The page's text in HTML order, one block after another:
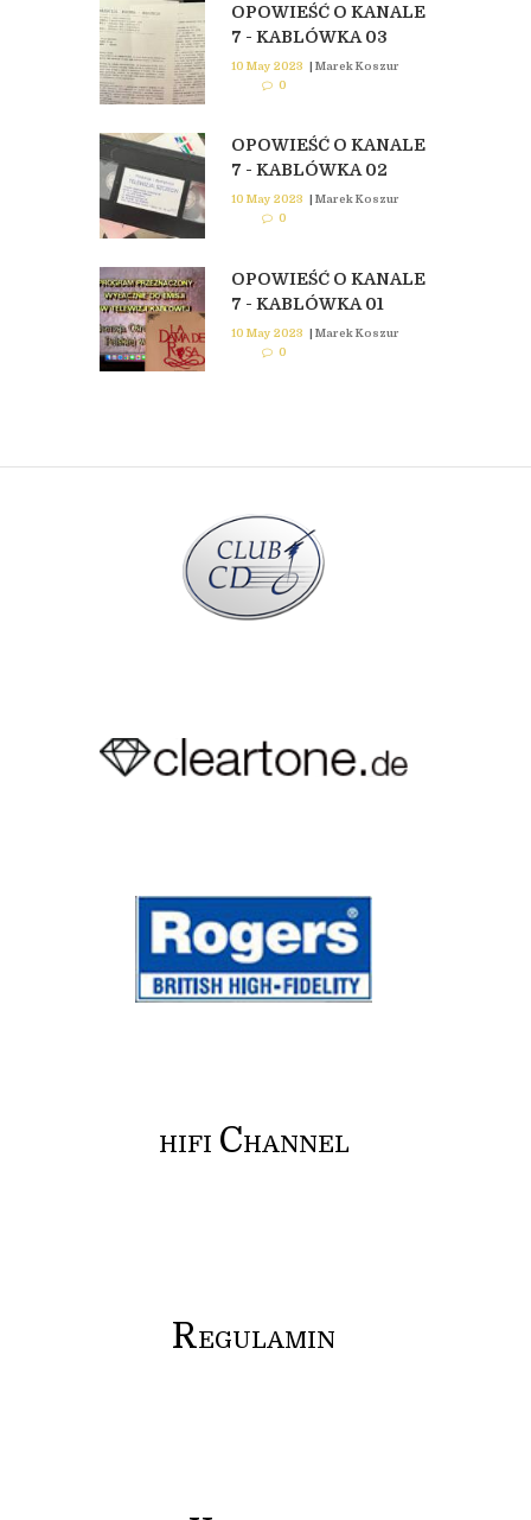
OPOWIEŚĆ O KANALE
7 - KABLÓWKA 03
10 May 2023 | Marek Koszur
0
OPOWIEŚĆ O KANALE
7 - KABLÓWKA 02
10 May 2023 | Marek Koszur
0
OPOWIEŚĆ O KANALE
7 - KABLÓWKA 01
10 May 2023 | Marek Koszur
0
HIFI CHANNEL
REGULAMIN